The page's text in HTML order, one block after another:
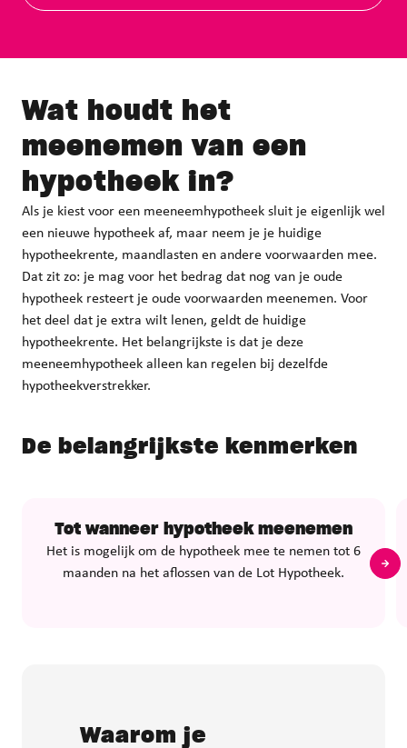
Wat houdt het
meenemen van een
hypotheek in?
Als je kiest voor een meeneemhypotheek sluit je eigenlijk wel
een nieuwe hypotheek af, maar neem je je huidige
hypotheekrente, maandlasten en andere voorwaarden mee.
Dat zit zo: je mag voor het bedrag dat nog van je oude
hypotheek resteert je oude voorwaarden meenemen. Voor
het deel dat je extra wilt lenen, geldt de huidige
hypotheekrente. Het belangrijkste is dat je deze
meeneemhypotheek alleen kan regelen bij dezelfde
hypotheekverstrekker.
De belangrijkste kenmerken
Tot wanneer hypotheek meenemen
Het is mogelijk om de hypotheek mee te nemen tot 6
maanden na het aflossen van de Lot Hypotheek.
Waarom je